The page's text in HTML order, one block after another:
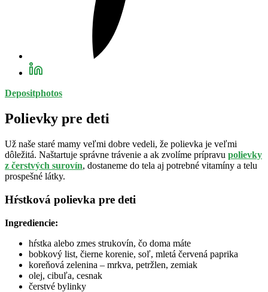
Depositphotos
Polievky pre deti
Už naše staré mamy veľmi dobre vedeli, že polievka je veľmi
dôležitá. Naštartuje správne trávenie a ak zvolíme prípravu polievky
z čerstvých surovín, dostaneme do tela aj potrebné vitamíny a telu
prospešné látky.
Hŕstková polievka pre deti
Ingrediencie:
hŕstka alebo zmes strukovín, čo doma máte
bobkový list, čierne korenie, soľ, mletá červená paprika
koreňová zelenina – mrkva, petržlen, zemiak
olej, cibuľa, cesnak
čerstvé bylinky